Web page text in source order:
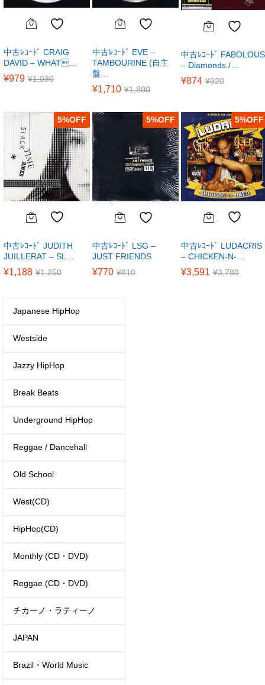
中古ﾚｺｰﾄﾞ CRAIG
DAVID – WHAT…
¥979 ¥1,030
中古ﾚｺｰﾄﾞ EVE –
TAMBOURINE (自主
盤…
¥1,710 ¥1,800
中古ﾚｺｰﾄﾞ FABOLOUS
– Diamonds /…
¥874 ¥920
5%
中古ﾚｺｰﾄﾞ JUDITH
JUILLERAT – SL…
¥1,188 ¥1,250
5%
中古ﾚｺｰﾄﾞ LSG –
JUST FRIENDS
¥770 ¥810
5%
中古ﾚｺｰﾄﾞ LUDACRIS
– CHICKEN-N-…
¥3,591 ¥3,780
Japanese HipHop
Westside
Jazzy HipHop
Break Beats
Underground HipHop
Reggae / Dancehall
Old School
West(CD)
HipHop(CD)
Monthly (CD・DVD)
Reggae (CD・DVD)
チカーノ・ラティーノ
JAPAN
Brazil・World Music